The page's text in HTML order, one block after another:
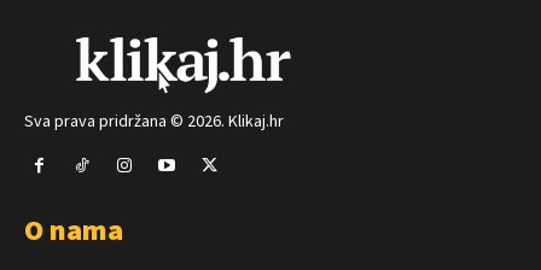
Sva prava pridržana © 2026. Klikaj.hr
O nama